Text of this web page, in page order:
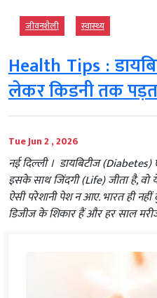
जीवनशैली स्‍वास्‍थ्‍य
Health Tips :
लेकर किडनी तक
Tue Jun 2 , 2026
नई दिल्‍ली । डायबिटीज
इसके साथ जिंदगी (Life) जीता है,
ऐसी परेशानी पेश न आए. भारत ही
डिजीज के शिकार हैं और हर साल